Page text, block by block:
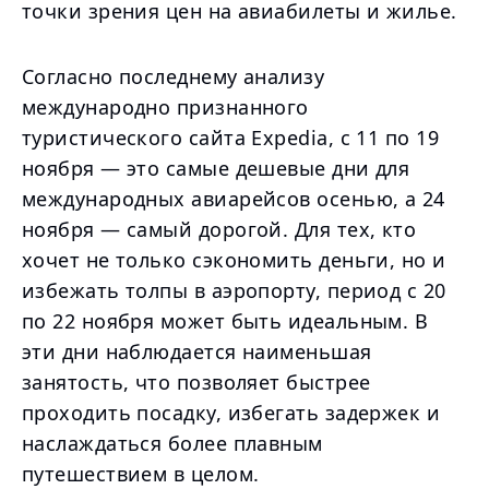
точки зрения цен на авиабилеты и жилье.
Согласно последнему анализу
международно признанного
туристического сайта Expedia, с 11 по 19
ноября — это самые дешевые дни для
международных авиарейсов осенью, а 24
ноября — самый дорогой. Для тех, кто
хочет не только сэкономить деньги, но и
избежать толпы в аэропорту, период с 20
по 22 ноября может быть идеальным. В
эти дни наблюдается наименьшая
занятость, что позволяет быстрее
проходить посадку, избегать задержек и
наслаждаться более плавным
путешествием в целом.